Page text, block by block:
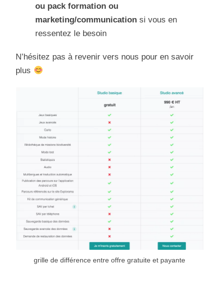
ou pack formation ou
marketing/communicationsi vous en
ressentez le besoin
N’hésitez pas à revenir vers nous pour en savoir
plus
grille de différence entre offre gratuite et payante